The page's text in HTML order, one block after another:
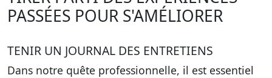
PASSÉES POUR S'AMÉLIORER
TENIR UN JOURNAL DES ENTRETIENS
Dans notre quête professionnelle, il est essentiel